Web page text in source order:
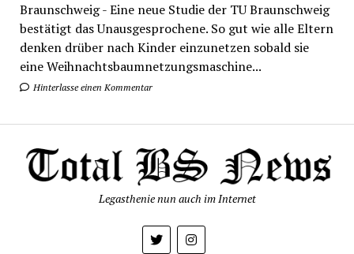
Braunschweig - Eine neue Studie der TU Braunschweig
bestätigt das Unausgesprochene. So gut wie alle Eltern
denken drüber nach Kinder einzunetzen sobald sie
eine Weihnachtsbaumnetzungsmaschine...
Hinterlasse einen Kommentar
Legasthenie nun auch im Internet